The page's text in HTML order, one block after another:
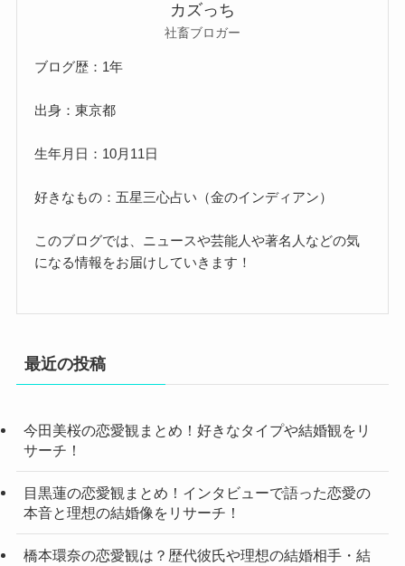
カズっち
社畜ブロガー
ブログ歴：1年
出身：東京都
生年月日：10月11日
好きなもの：五星三心占い（金のインディアン）
このブログでは、ニュースや芸能人や著名人などの気
になる情報をお届けしていきます！
最近の投稿
今田美桜の恋愛観まとめ！好きなタイプや結婚観をリ
サーチ！
目黒蓮の恋愛観まとめ！インタビューで語った恋愛の
本音と理想の結婚像をリサーチ！
橋本環奈の恋愛観は？歴代彼氏や理想の結婚相手・結